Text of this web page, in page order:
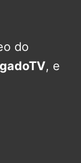
do
, e